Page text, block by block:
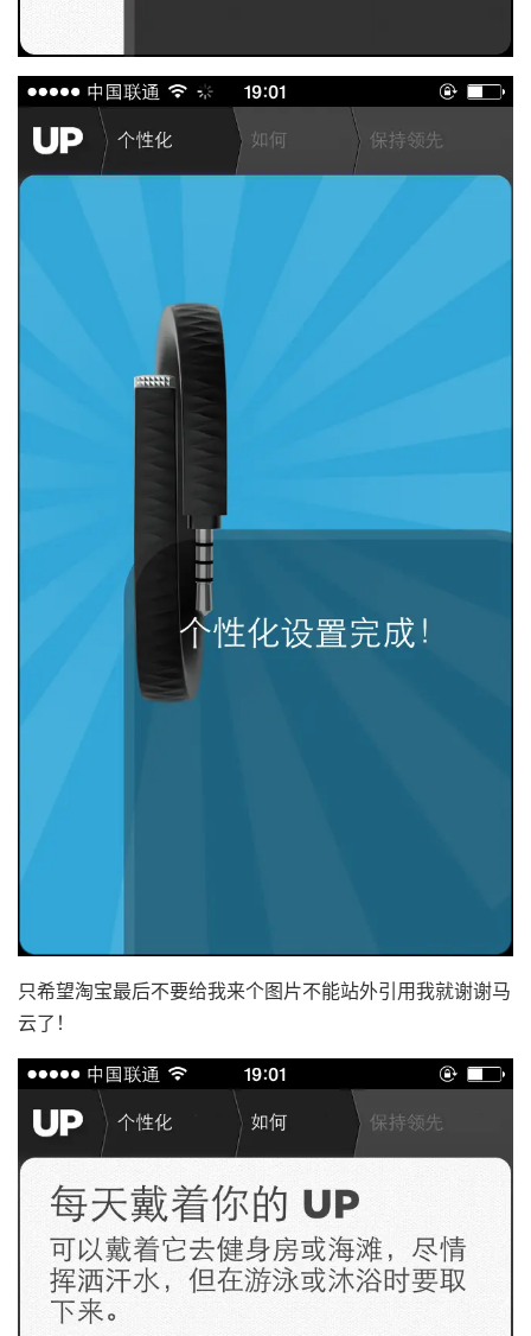
只希望淘宝最后不要给我来个图片不能站外引用我就谢谢马
云了！